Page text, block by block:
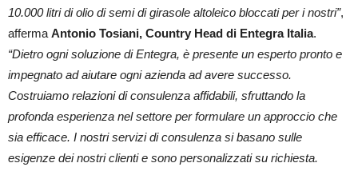
10.000 litri di olio di semi di girasole altoleico bloccati per i nostri”,
afferma Antonio Tosiani, Country Head di Entegra Italia.
“Dietro ogni soluzione di Entegra, è presente un esperto pronto e
impegnato ad aiutare ogni azienda ad avere successo.
Costruiamo relazioni di consulenza affidabili, sfruttando la
profonda esperienza nel settore per formulare un approccio che
sia efficace. I nostri servizi di consulenza si basano sulle
esigenze dei nostri clienti e sono personalizzati su richiesta.